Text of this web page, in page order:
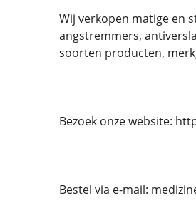
Wij verkopen matige en
angstremmers,
soorten producten,
Bezoek onze website:
Bestel via e-mail: